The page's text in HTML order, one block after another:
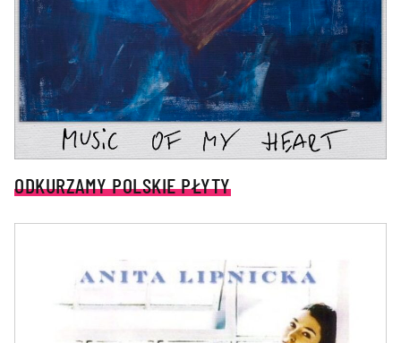
ODKURZAMY POLSKIE PŁYTY